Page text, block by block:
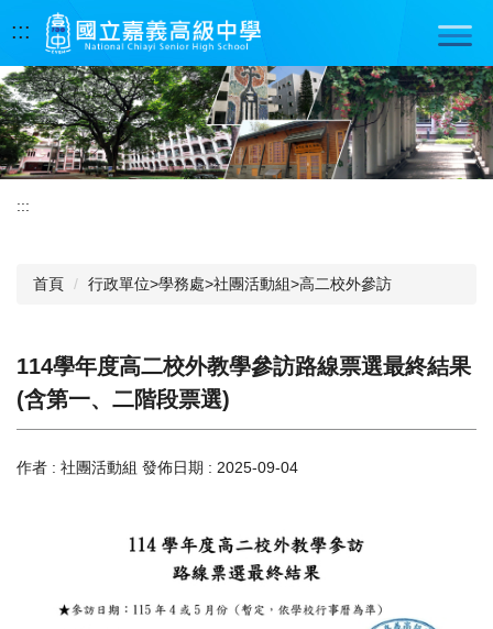
到
要
內
容
區
:::
:::
首頁 行政單位>學務處>社團活動組>高二校外參訪
114學年度高二校外教學參訪路線票選最終結果
(含第一、二階段票選)
作者 : 社團活動組 發佈日期 : 2025-09-04